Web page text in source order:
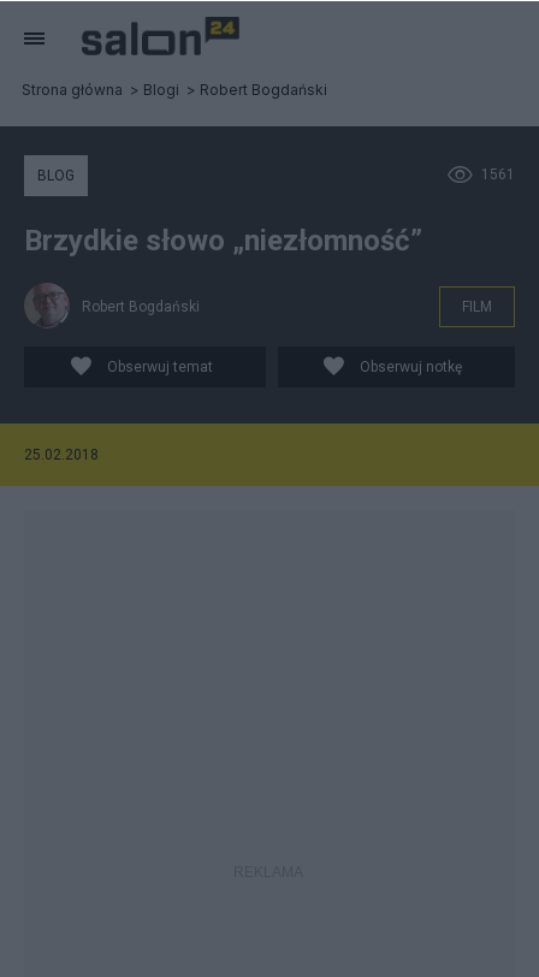
Strona główna Blogi Robert Bogdański
1561
BLOG
Brzydkie słowo „niezłomność”
Robert Bogdański FILM
Obserwuj temat Obserwuj notkę
25.02.2018